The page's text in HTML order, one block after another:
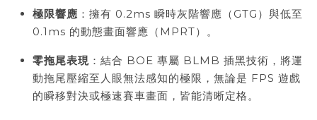
極限響應 ：擁有 0.2ms 瞬時灰階響應（GTG）與低至
0.1ms 的動態畫面響應（MPRT）。
零拖尾表現 ：結合 BOE 專屬 BLMB 插黑技術，將運
動拖尾壓縮至人眼無法感知的極限，無論是 FPS 遊戲
的瞬移對決或極速賽車畫面，皆能清晰定格。